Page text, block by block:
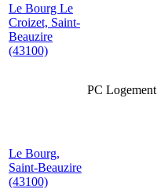
Le Bourg Le
Croizet, Saint-
Beauzire
(43100)
PC Logement
Le Bourg,
Saint-Beauzire
(43100)